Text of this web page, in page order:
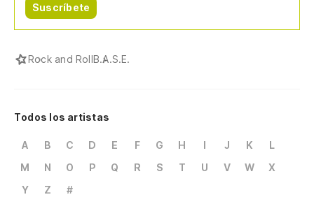
Suscríbete
Rock and RollB.A.S.E.
Todos los artistas
A B C D E F G H I J K
L
M
N O P Q R S T U V W
X
Y
Z #